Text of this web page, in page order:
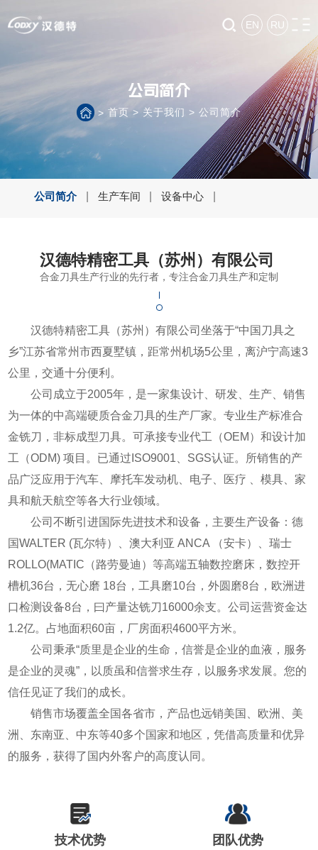
EN RU
公司简介
> 首页 > 关于我们 > 公司简介
公司简介 生产车间 设备中心
汉德特精密工具（苏州）有限公司
合金刀具生产行业的先行者，专注合金刀具生产和定制
汉德特精密工具（苏州）有限公司坐落于“中国刀具之
乡”江苏省常州市西夏墅镇，距常州机场5公里，离沪宁高速3
公里，交通十分便利。
公司成立于2005年，是一家集设计、研发、生产、销售
为一体的中高端硬质合金刀具的生产厂家。专业生产标准合
金铣刀，非标成型刀具。可承接专业代工（OEM）和设计加
工（ODM) 项目。已通过ISO9001、SGS认证。所销售的产
品广泛应用于汽车、摩托车发动机、电子、医疗 、模具、家
具和航天航空等各大行业领域。
公司不断引进国际先进技术和设备，主要生产设备：德
国WALTER (瓦尔特）、澳大利亚 ANCA （安卡）、瑞士
ROLLO(MATIC（路劳曼迪）等高端五轴数控磨床，数控开
槽机36台，无心磨 18台，工具磨10台，外圆磨8台，欧洲进
口检测设备8台，曰产量达铣刀16000余支。公司运营资金达
1.2亿。占地面积60亩，厂房面积4600平方米。
公司秉承“质里是企业的生命，信誉是企业的血液，服务
是企业的灵魂”，以质虽和信誉求生存，以服务求发展。您的
信任见证了我们的成长。
销售市场覆盖全国各省市，产品也远销美国、欧洲、美
洲、东南亚、中东等40多个国家和地区，凭借高质量和优异
的服务，获得了国内外客户的高度认同。
技术优势 团队优势